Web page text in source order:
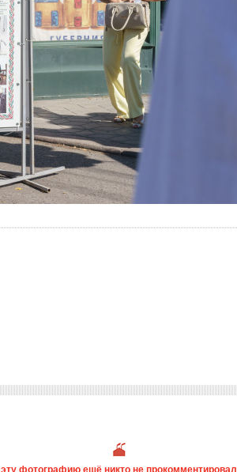
эту фотографию ещё никто не прокомментировал